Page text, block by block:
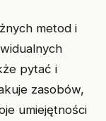
metod i
pytać i
zasobów,
umiejętności